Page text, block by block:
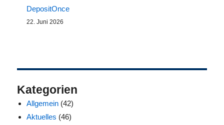
DepositOnce
22. Juni 2026
Kategorien
Allgemein (42)
Aktuelles (46)